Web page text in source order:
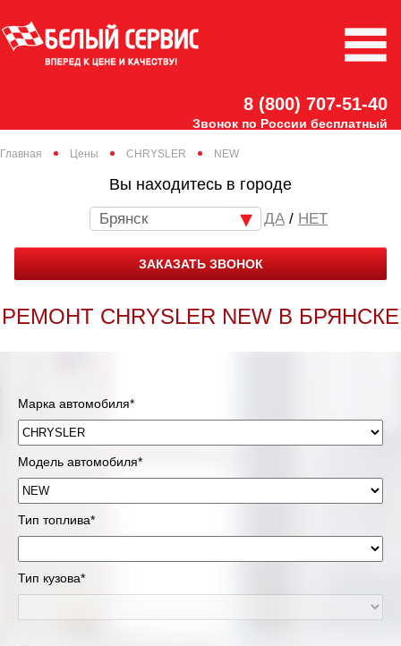
8 (800) 707-51-40
Звонок по России бесплатный
Главная Цены CHRYSLER NEW
Вы находитесь в городе
Брянск / НЕТ
ЗАКАЗАТЬ ЗВОНОК
РЕМОНТ CHRYSLER NEW В БРЯНСКЕ
Марка автомобиля*
Модель автомобиля*
Тип топлива*
Тип кузова*